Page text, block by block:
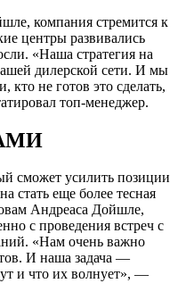
компания стремится к
центры развивались
«Наша стратегия на
дилерской сети. И мы
кто не готов это сделать,
топ-менеджер.
сможет усилить позиции
стать еще более тесная
Андреаса Дойшле,
с проведения встреч с
«Нам очень важно
И наша задача —
и что их волнует», —